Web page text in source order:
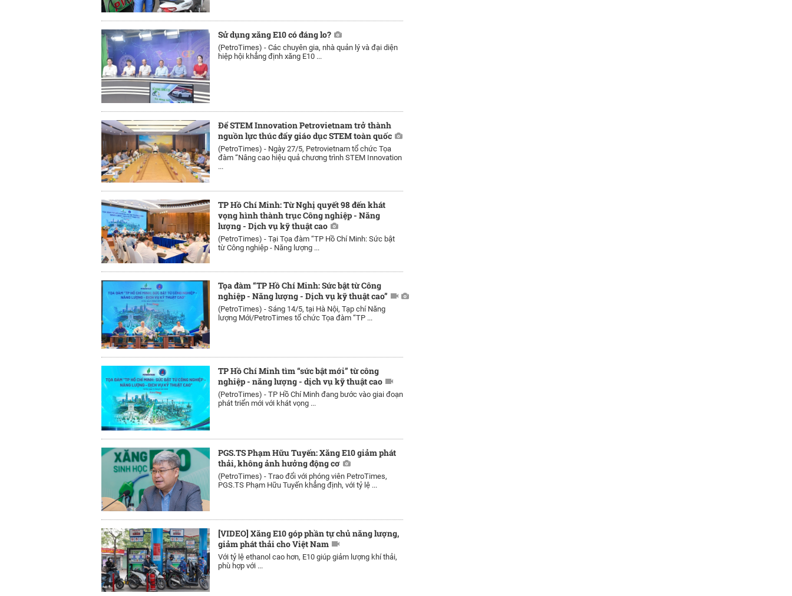
Sử dụng xăng E10 có đáng lo?
(PetroTimes) - Các chuyên gia, nhà quản lý và đại diện
hiệp hội khẳng định xăng E10 ...
Để STEM Innovation Petrovietnam trở thành
nguồn lực thúc đẩy giáo dục STEM toàn quốc
(PetroTimes) - Ngày 27/5, Petrovietnam tổ chức Tọa
đàm “Nâng cao hiệu quả chương trình STEM Innovation
...
TP Hồ Chí Minh: Từ Nghị quyết 98 đến khát
vọng hình thành trục Công nghiệp - Năng
lượng - Dịch vụ kỹ thuật cao
(PetroTimes) - Tại Tọa đàm “TP Hồ Chí Minh: Sức bật
từ Công nghiệp - Năng lượng ...
Tọa đàm “TP Hồ Chí Minh: Sức bật từ Công
nghiệp - Năng lượng - Dịch vụ kỹ thuật cao”
(PetroTimes) - Sáng 14/5, tại Hà Nội, Tạp chí Năng
lượng Mới/PetroTimes tổ chức Tọa đàm “TP ...
TP Hồ Chí Minh tìm “sức bật mới” từ công
nghiệp - năng lượng - dịch vụ kỹ thuật cao
(PetroTimes) - TP Hồ Chí Minh đang bước vào giai đoạn
phát triển mới với khát vọng ...
PGS.TS Phạm Hữu Tuyến: Xăng E10 giảm phát
thải, không ảnh hưởng động cơ
(PetroTimes) - Trao đổi với phóng viên PetroTimes,
PGS.TS Phạm Hữu Tuyến khẳng định, với tỷ lệ ...
[VIDEO] Xăng E10 góp phần tự chủ năng lượng,
giảm phát thải cho Việt Nam
Với tỷ lệ ethanol cao hơn, E10 giúp giảm lượng khí thải,
phù hợp với ...